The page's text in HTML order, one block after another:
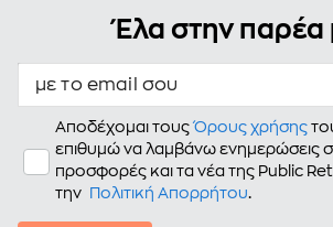
Έλα στην παρέα
με το email σου
Αποδέχομαι τους Όρους χρήσης
επιθυμώ να λαμβάνω ενημερώσεις
προσφορές και τα νέα της Public
την
Πολιτική Απορρήτου.